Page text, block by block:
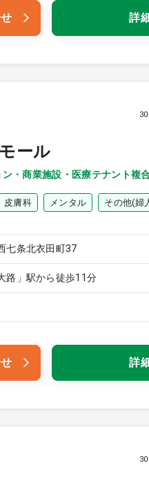
詳
ール
・商業施設・医療テナント複
皮膚科 メンタル その他(婦
七条北衣田町37
路」駅から徒歩11分
詳